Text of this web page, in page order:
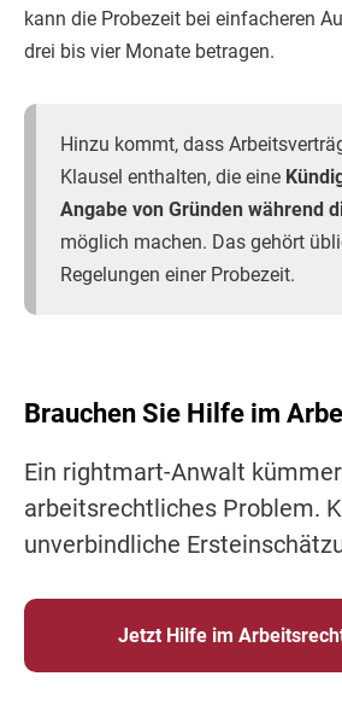
kann die Probezeit bei einfacheren
drei bis vier Monate betragen.
Hinzu kommt, dass
Klausel enthalten, die eine
Angabe von Gründen während
möglich machen. Das gehört
Regelungen einer Probezeit.
Brauchen Sie Hilfe im
Ein rightmart-Anwalt
arbeitsrechtliches Problem.
unverbindliche
Jetzt Hilfe im